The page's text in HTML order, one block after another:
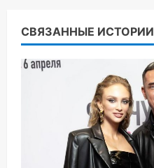
СВЯЗАННЫЕ ИСТОРИИ